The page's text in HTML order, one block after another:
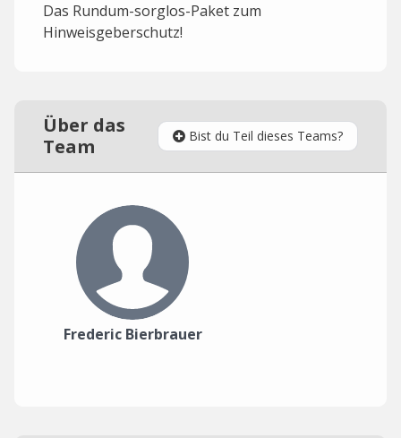
Das Rundum-sorglos-Paket zum
Hinweisgeberschutz!
Über das
Team
Bist du Teil dieses Teams?
Frederic Bierbrauer